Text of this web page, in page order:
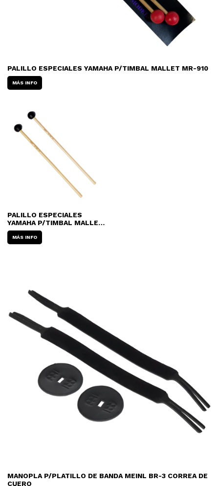
PALILLO ESPECIALES YAMAHA P/TIMBAL MALLET MR-910
MÁS INFO
PALILLO ESPECIALES
YAMAHA P/TIMBAL MALLET
MR-840 EBONITA
MÁS INFO
MANOPLA P/PLATILLO DE BANDA MEINL BR-3 CORREA DE
CUERO